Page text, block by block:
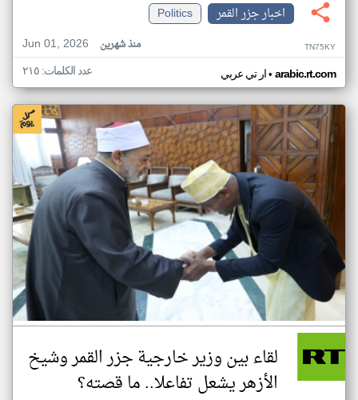
اخبار جزر القمر
Politics
Jun 01, 2026
منذ شهرين TN75KY
ار تي عربي• arabic.rt.com عدد الكلمات: ٢١٥
لقاء بين وزير خارجية جزر القمر وشيخ
الأزهر يشعل تفاعلا.. ما قصته؟